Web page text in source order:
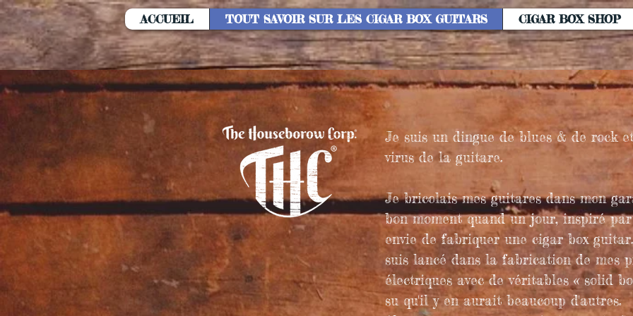
ACCUEIL TOUT SAVOIR SUR LES CIGAR BOX GUITARS CIGAR BOX SHOP
Je suis un dingue de blues & de rock
virus de la guitare.
Je bricolais mes guitares dans mon
bon moment quandun jour, inspiré
envie de fabriquer une cigar box
suis lancé dans la fabrication de mes
électriques avec de véritables « solid
su qu'il y en aurait beaucoup d'autres.